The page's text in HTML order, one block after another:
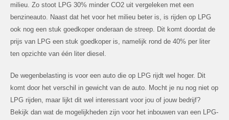
milieu. Zo stoot LPG 30% minder CO2 uit vergeleken met een
benzineauto. Naast dat het voor het milieu beter is, is rijden op LPG
ook nog een stuk goedkoper onderaan de streep. Dit komt doordat de
prijs van LPG een stuk goedkoper is, namelijk rond de 40% per liter
ten opzichte van één liter diesel.
De wegenbelasting is voor een auto die op LPG rijdt wel hoger. Dit
komt door het verschil in gewicht van de auto. Mocht je nu nog niet op
LPG rijden, maar lijkt dit wel interessant voor jou of jouw bedrijf?
Bekijk dan wat de mogelijkheden zijn voor het inbouwen van een LPG-